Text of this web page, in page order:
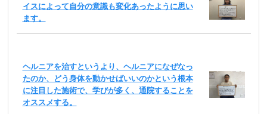
イスによって自分の意識も変化あったように思い
ます。
ヘルニアを治すというより、ヘルニアになぜなっ
たのか、どう身体を動かせばいいのかという根本
に注目した施術で、学びが多く、通院することを
オススメする。